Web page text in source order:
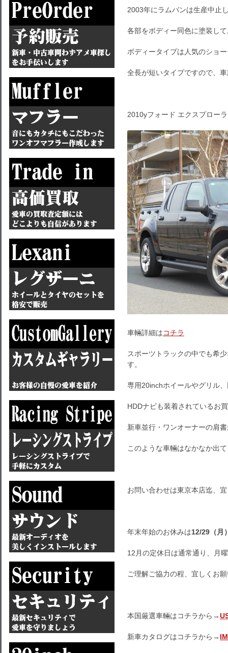
2003年にラムバンは生産中止
各部をボディー同色に塗装し
ボディータイプは人気のショ
全長が短いタイプですので、
2010yフォード エクスプロー
車輛詳細はコチラ
スポーツトラックの中でも希
す。
専用20inchホイールやグリル
HDDナビも装着されているお
新車並行・ワンオーナーの肩
このような車輛はなかなか出
お問い合わせは東京本店迄、
年末年始のお休みは12/29（月
12月の定休日は通常通り、月
ご理解ご協力の程、宜しくお
本国厳選車輛はコチラから→
新車カタログはコチラから→